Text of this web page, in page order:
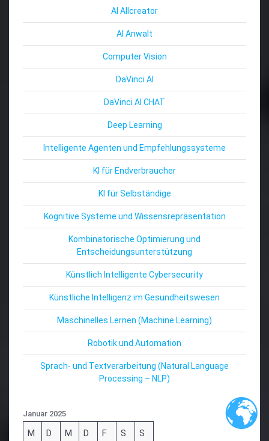
AI Allcreator
AI Anwalt
Computer Vision
DaVinci AI
DaVinci AI CHAT
Deep Learning
Intelligente Agenten und Empfehlungssysteme
KI für Endverbraucher
KI für Selbständige
Kognitive Systeme und Wissensrepräsentation
Kombinatorische Optimierung und
Entscheidungsunterstützung
Künstlich Intelligente Cybersecurity
Künstliche Intelligenz im Gesundheitswesen
Maschinelles Lernen (Machine Learning)
Robotik und Automation
Sprach- und Textverarbeitung (Natural Language
Processing – NLP)
Januar 2025
M D M D F S S